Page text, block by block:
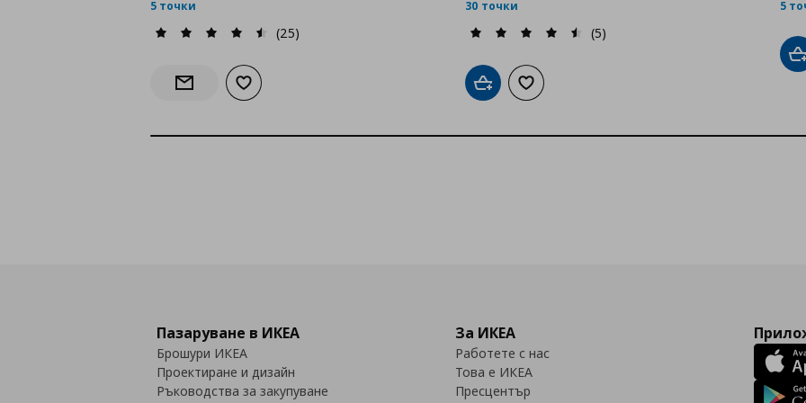
5 точки
(25)
Информирай ме за наличност
Добави към списъка с любими
30 точки
(5)
Добави в кошницата
Добави към списъка с любими
5
Пазаруване в ИКЕА
Брошури ИКЕА
Проектиране и дизайн
Ръководства за закупуване
За ИКЕА
Работете с нас
Това е ИКЕА
Пресцентър